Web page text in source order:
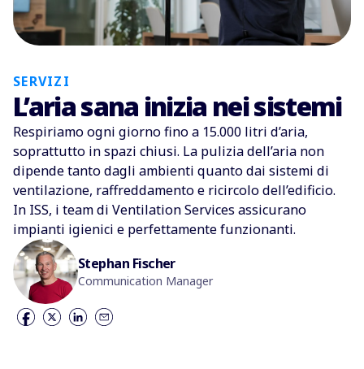
SERVIZI
L’aria sana inizia nei sistemi
Respiriamo ogni giorno fino a 15.000 litri d’aria,
soprattutto in spazi chiusi. La pulizia dell’aria non
dipende tanto dagli ambienti quanto dai sistemi di
ventilazione, raffreddamento e ricircolo dell’edificio.
In ISS, i team di Ventilation Services assicurano
impianti igienici e perfettamente funzionanti.
Stephan Fischer
Communication Manager